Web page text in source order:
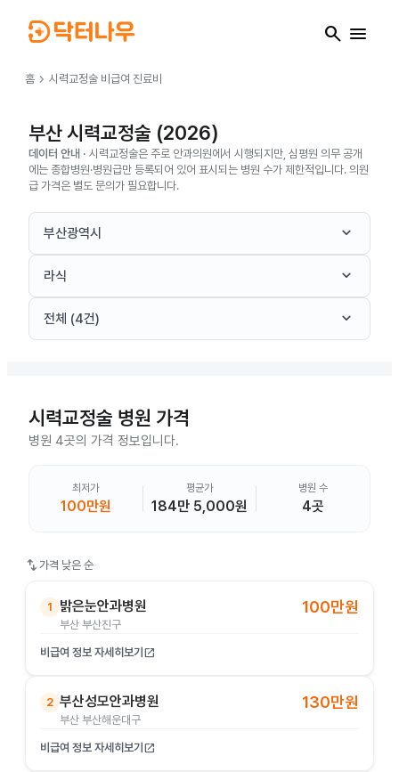
search menu
홈 chevron_right 시력교정술 비급여 진료비
부산 시력교정술 (2026)
데이터 안내 · 시력교정술은 주로 안과의원에서 시행되지만, 심평원 의무 공개
에는 종합병원·병원급만 등록되어 있어 표시되는 병원 수가 제한적입니다. 의원
급 가격은 별도 문의가 필요합니다.
부산광역시 keyboard_arrow_down
라식 keyboard_arrow_down
전체 (4건) keyboard_arrow_down
시력교정술 병원 가격
병원 4곳의 가격 정보입니다.
최저가
100만원
평균가
184만 5,000원
병원 수
4곳
swap_vert 가격 낮은 순
1 밝은눈안과병원
부산 부산진구
100만원
비급여 정보 자세히보기 open_in_new
2 부산성모안과병원
부산 부산해운대구
130만원
비급여 정보 자세히보기 open_in_new